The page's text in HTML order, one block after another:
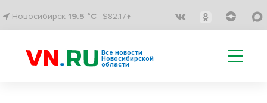
Новосибирск 19.5 °C $82.17↑
Все новости
Новосибирской
области